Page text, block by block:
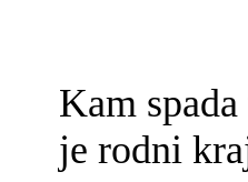
Kam
je rodni